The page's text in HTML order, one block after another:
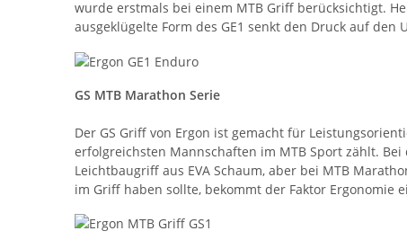
wurde erstmals bei einem MTB Griff berücksichtigt.
ausgeklügelte Form des GE1 senkt den Druck auf
GS MTB Marathon Serie
Der GS Griff von Ergon ist gemacht für
erfolgreichsten Mannschaften im MTB Sport zählt.
Leichtbaugriff aus EVA Schaum, aber bei MTB
im Griff haben sollte, bekommt der Faktor Ergonomie